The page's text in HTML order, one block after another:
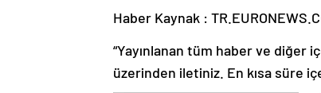
Haber Kaynak :
“Yayınlanan tüm haber ve diğer
üzerinden iletiniz. En kısa süre